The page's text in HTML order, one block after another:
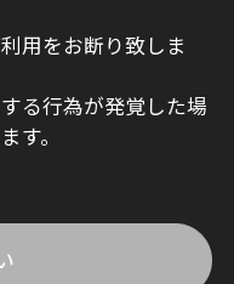
用をお断り致しま
る行為が発覚した場
す。